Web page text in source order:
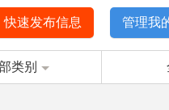
快速发布信息 管理我
类别